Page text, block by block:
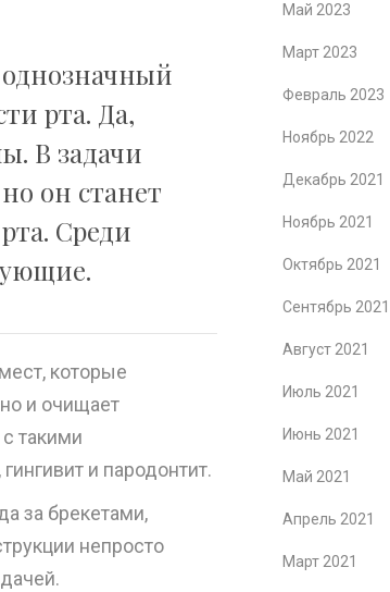
рта. Да,
В задачи
он станет
Среди
которые
и очищает
такими
и пародонтит.
за брекетами,
непросто
Май 2023
Март 2023
Февраль 2023
Ноябрь 2022
Декабрь 2021
Ноябрь 2021
Октябрь 2021
Сентябрь 2021
Август 2021
Июль 2021
Июнь 2021
Май 2021
Апрель 2021
Март 2021